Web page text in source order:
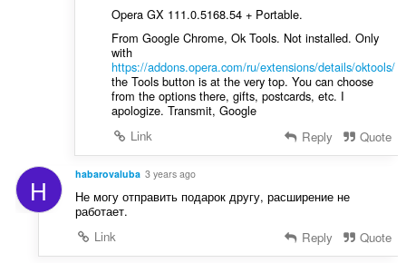
Opera GX 111.0.5168.54 + Portable.
From Google Chrome, Ok Tools. Not installed. Only
with
https://addons.opera.com/ru/extensions/details/oktools/
the Tools button is at the very top. You can choose
from the options there, gifts, postcards, etc. I
apologize. Transmit, Google
Link
Reply Quote
H habarovaluba 3 years ago
Не могу отправить подарок другу, расширение не
работает.
Link
Reply Quote